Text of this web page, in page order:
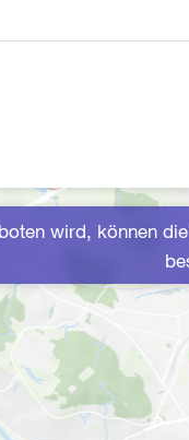
wird, können